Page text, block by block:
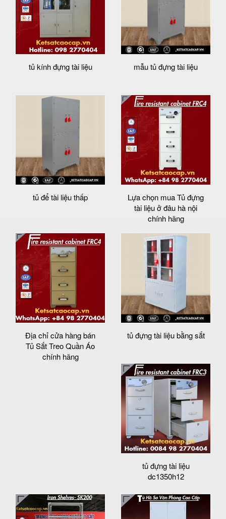
tủ kính đựng tài liệu mẫu tủ đựng tài liệu
tủ để tài liệu thấp
Lựa chọn mua Tủ đựng
tài liệu ở đâu hà nội
chính hãng
Địa chỉ cửa hàng bán
Tủ Sắt Treo Quần Áo
chính hãng
tủ đựng tài liệu bằng sắt
tủ đựng tài liệu
dc1350h12